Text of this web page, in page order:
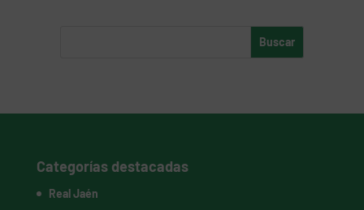
Categorías destacadas
Real Jaén